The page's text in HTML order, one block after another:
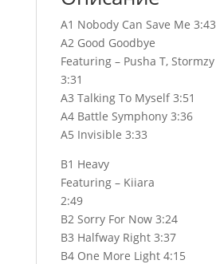
A1 Nobody Can Save Me 3:43
A2 Good Goodbye
Featuring – Pusha T, Stormzy
3:31
A3 Talking To Myself 3:51
A4 Battle Symphony 3:36
A5 Invisible 3:33
B1 Heavy
Featuring – Kiiara
2:49
B2 Sorry For Now 3:24
B3 Halfway Right 3:37
B4 One More Light 4:15